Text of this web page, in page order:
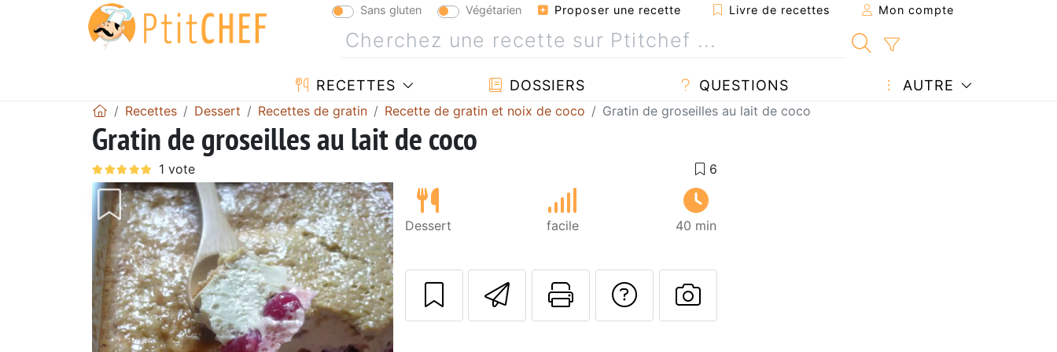
Sans gluten Végétarien Proposer une recette Livre de recettes Mon compte
RECETTES DOSSIERS QUESTIONS AUTRE
Recettes Dessert Recettes de gratin Recette de gratin et noix de coco Gratin de groseilles au lait de coco
Gratin de groseilles au lait de coco
Dessert facile 40 min
Envoyer cette recette à un ami
Imprimer cette page
Poser une question à l'auteur
Publier votre photo de cette